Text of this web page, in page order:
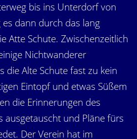
bis ins Unterdorf von
es dann durch das lang
Atte Schute. Zwischenzeitlich
Nichtwanderer
die Alte Schute fast zu kein
Eintopf und etwas Süßem
die Erinnerungen des
ausgetauscht und Pläne fürs
Der Verein hat im